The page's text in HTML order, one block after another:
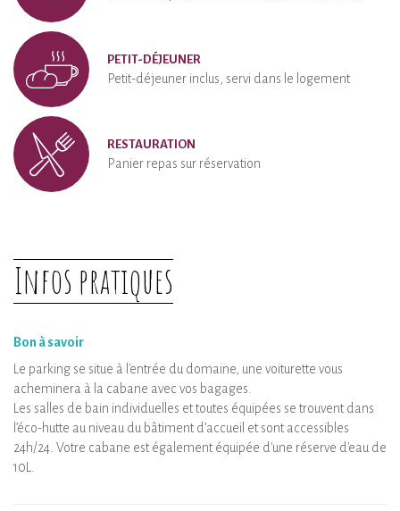
PETIT-DÉJEUNER
Petit-déjeuner inclus, servi dans le logement
RESTAURATION
Panier repas sur réservation
Infos pratiques
Bon à savoir
Le parking se situe à l'entrée du domaine, une voiturette vous
acheminera à la cabane avec vos bagages.
Les salles de bain individuelles et toutes équipées se trouvent dans
l’éco-hutte au niveau du bâtiment d’accueil et sont accessibles
24h/24. Votre cabane est également équipée d'une réserve d'eau de
10L.